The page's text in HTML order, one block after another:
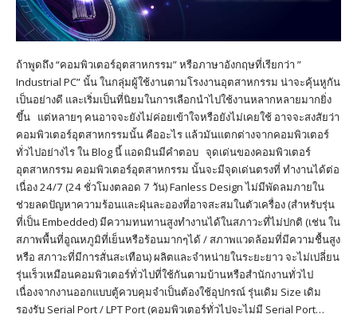
ถ้าพูดถึง “คอมพิวเตอร์อุตสาหกรรม” หรือภาษาอังกฤษที่เรียกว่า ”
Industrial PC” นั้น ในกลุ่มผู้ใช้งานตามโรงงานอุตสาหกรรม น่าจะคุ้นหูกัน
เป็นอย่างดี และเริ่มเป็นที่นิยมในการเลือกนำไปใช้งานหลากหลายมากยิ่ง
ขึ้น แต่หลายๆ คนอาจจะยังไม่ค่อยเข้าใจหรือยังไม่เคยใช้ อาจจะสงสัยว่า
คอมพิวเตอร์อุตสาหกรรมนั้น คืออะไร แล้วมันแตกต่างจากคอมพิวเตอร์
ทั่วไปอย่างไร ใน Blog นี้ แอดมินมีคำตอบ จุดเด่นของคอมพิวเตอร์
อุตสาหกรรม คอมพิวเตอร์อุตสาหกรรม นั้นจะมีจุดเด่นตรงที่ ทำงานได้ต่อ
เนื่อง 24/7 (24 ชั่วโมงตลอด 7 วัน) Fanless Design ไม่มีพัดลมภายใน
ช่วยลดปัญหาความร้อนและฝุ่นละอองที่อาจสะสมในตัวเครื่อง (สำหรับรุ่น
ที่เป็น Embedded) มีความทนทานสูงทำงานได้ในสภาวะที่ไม่ปกติ (เช่น ใน
สภาพพื้นที่อูณหภูมิที่เย็นหรือร้อนมากๆได้ / สภาพแวดล้อมที่มีความชื้นสูง
หรือ สภาวะที่มีการสั่นสะเทือน) ผลิตและจำหน่ายในระยะยาว จะไม่เปลี่ยน
รุ่นเร็วเหมือนคอมพิวเตอร์ทั่วไปที่ใช้กันตามบ้านหรือสำนักงานทั่วไป
เนื่องจากงานออกแบบตู้ควบคุมจำเป็นต้องใช้อุปกรณ์ รุ่นเดิม Size เดิม
รองรับ Serial Port / LPT Port (คอมพิวเตอร์ทั่วไปจะไม่มี Serial Port…